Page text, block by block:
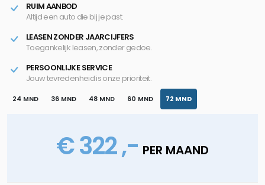
RUIM AANBOD
Altijd een auto die bij je past.
LEASEN ZONDER JAARCIJFERS
Toegankelijk leasen, zonder gedoe.
PERSOONLIJKE SERVICE
Jouw tevredenheid is onze prioriteit.
24 MND 36 MND 48 MND 60 MND 72 MND
€ 322 ,- PER MAAND